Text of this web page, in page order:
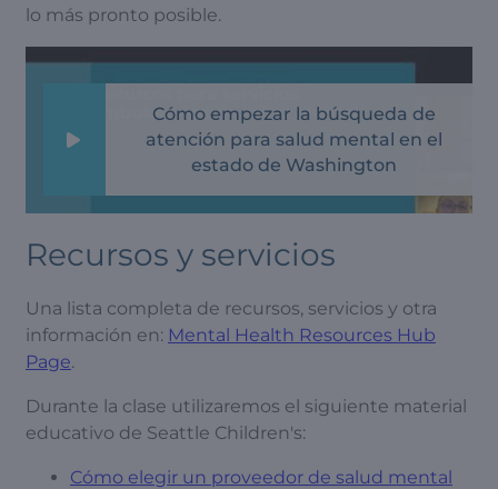
lo más pronto posible.
Cómo empezar la búsqueda de
atención para salud mental en el
estado de Washington
Recursos y servicios
Una lista completa de recursos, servicios y otra
información en: Mental Health Resources Hub
Page.
Durante la clase utilizaremos el siguiente material
educativo de Seattle Children's:
Cómo elegir un proveedor de salud mental